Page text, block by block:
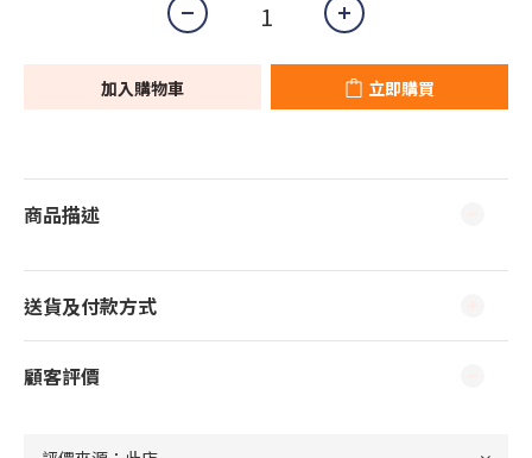
加入購物車 立即購買
商品描述
送貨及付款方式
顧客評價